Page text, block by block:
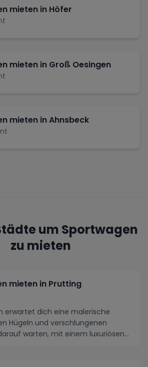
mieten in Höfer
mieten in Groß Oesingen
mieten inAhnsbeck
um Sportwagen
zu mieten
mieten in Prutting
erwartet dich eine malerische
Hügeln und verschlungenen
warten, mit einem luxuriösen